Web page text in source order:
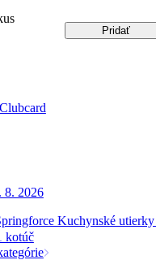
8. 2026
Pridať
Kuchynské
kotúč